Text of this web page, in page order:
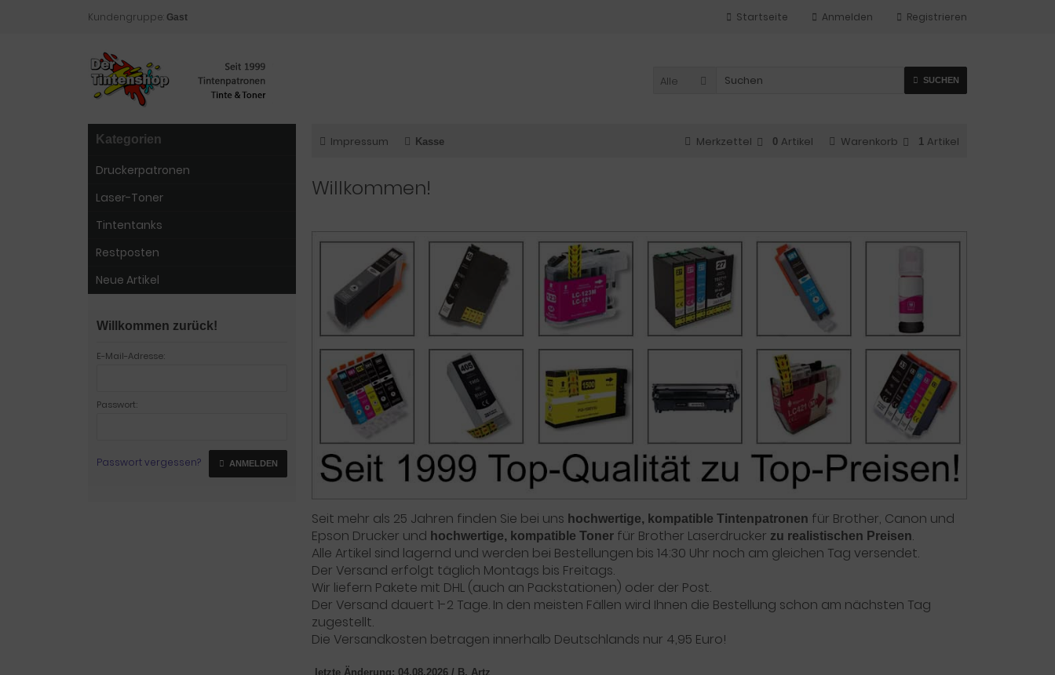
Kundengruppe: Gast Registrieren
Anmelden
Startseite
Alle SUCHEN
Impressum Kasse Warenkorb 1 Artikel
Merkzettel 0 Artikel
Willkommen!
Seit mehr als 25 Jahren finden Sie bei uns hochwertige, kompatible Tintenpatronen für Brother, Canon und
Epson Drucker und hochwertige, kompatible Toner für Brother Laserdrucker zu realistischen Preisen.
Alle Artikel sind lagernd und werden bei Bestellungen bis 14:30 Uhr noch am gleichen Tag versendet.
Der Versand erfolgt täglich Montags bis Freitags.
Wir liefern Pakete mit DHL (auch an Packstationen) oder der Post.
Der Versand dauert 1-2 Tage. In den meisten Fällen wird Ihnen die Bestellung schon am nächsten Tag
zugestellt.
Die Versandkosten betragen innerhalb Deutschlands nur 4,95 Euro!
letzte Änderung: 04.08.2026 / B. Artz
Kategorien
Druckerpatronen
Laser-Toner
Tintentanks
Restposten
Neue Artikel
Willkommen zurück!
E-Mail-Adresse:
Passwort:
Passwort vergessen? ANMELDEN